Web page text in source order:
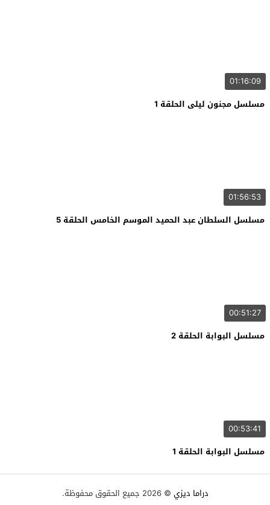
01:16:09
مسلسل مجنون ليلى الحلقة 1
01:56:53
مسلسل السلطان عبد الحميد الموسم الخامس الحلقة 5
00:51:27
مسلسل البوابة الحلقة 2
00:53:41
مسلسل البوابة الحلقة 1
دراما ديزي © 2026 جميع الحقوق محفوظة.